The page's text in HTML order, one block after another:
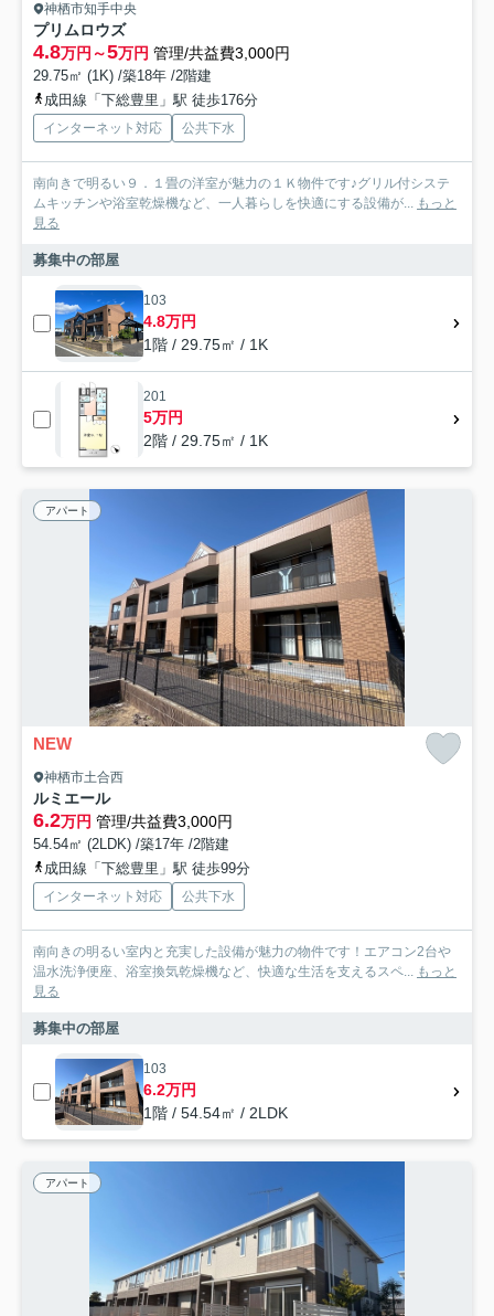
神栖市知手中央
プリムロウズ
4.8万円～5万円 管理/共益費3,000円
29.75㎡ (1K) /築18年 /2階建
成田線「下総豊里」駅 徒歩176分
インターネット対応 公共下水
南向きで明るい９．１畳の洋室が魅力の１Ｋ物件です♪グリル付システ
ムキッチンや浴室乾燥機など、一人暮らしを快適にする設備が... もっと
見る
募集中の部屋
103
4.8万円
1階 / 29.75㎡ / 1K
201
5万円
2階 / 29.75㎡ / 1K
アパート
NEW
神栖市土合西
ルミエール
6.2万円 管理/共益費3,000円
54.54㎡ (2LDK) /築17年 /2階建
成田線「下総豊里」駅 徒歩99分
インターネット対応 公共下水
南向きの明るい室内と充実した設備が魅力の物件です！エアコン2台や
温水洗浄便座、浴室換気乾燥機など、快適な生活を支えるスペ... もっと
見る
募集中の部屋
103
6.2万円
1階 / 54.54㎡ / 2LDK
アパート